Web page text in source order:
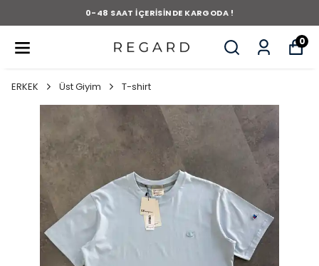
0-48 SAAT İÇERİSİNDE KARGODA !
0
ERKEK Üst Giyim T-shirt